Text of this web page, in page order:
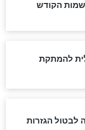
את הקץ?